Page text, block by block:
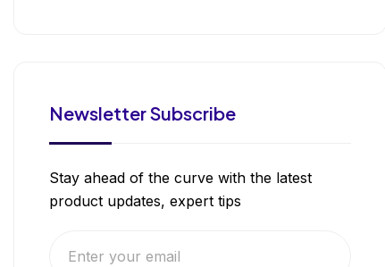
Newsletter Subscribe
Stay ahead of the curve with the latest
product updates, expert tips